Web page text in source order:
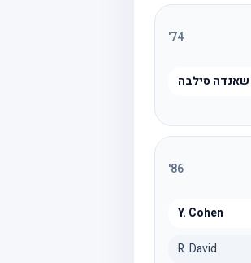
74
'
שאנדה סילבה
86
'
Y. Cohen
R. David